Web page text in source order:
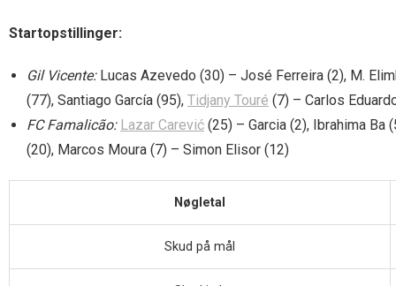
Startopstillinger:
Gil Vicente:Lucas Azevedo (30) – José Ferreira (2), M.
(77), Santiago García (95), Tidjany Touré (7) – Carlos
FC Famalicão: Lazar Carević (25) – Garcia (2), Ibrahima
(20), Marcos Moura (7) – Simon Elisor (12)
Nøgletal
Skud på mål